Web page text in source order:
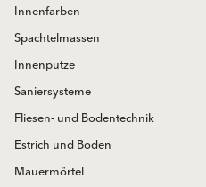
Innenfarben
Spachtelmassen
Innenputze
Saniersysteme
Fliesen- und Bodentechnik
Estrich und Boden
Mauermörtel